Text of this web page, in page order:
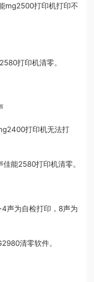
mg2500打印机打印不
打印机清零。
打印机无法打
能2580打印机清零。
声为自检打印，8声为
清零软件。